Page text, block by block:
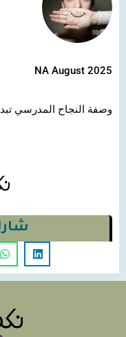
NA August 2025
وصفة النجاح المدرسي